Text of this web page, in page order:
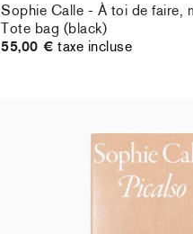
Sophie Calle - À toi de faire,
Tote bag (black)
55,00 € taxe incluse
Épuisé